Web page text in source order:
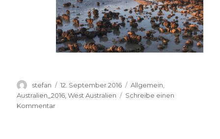
Autor
stefan
Veröffentlicht
am
12. September 2016 Kategorien
Allgemein
Australien_2016 ,West Australien
Schreibe einen
Kommentarzu